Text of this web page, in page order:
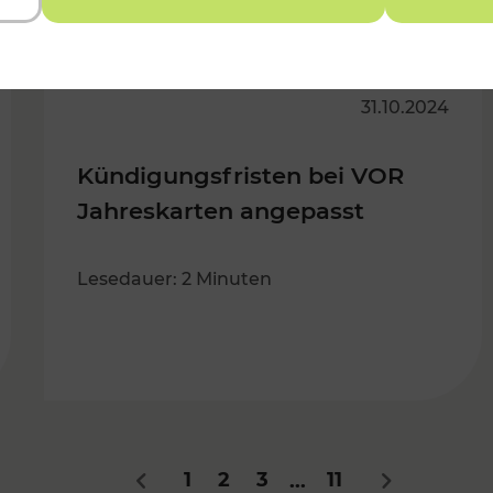
31.10.2024
Kündigungsfristen bei VOR
Jahreskarten angepasst
Lesedauer: 2 Minuten
Zurück
1 2 3 ... 11 Nächstes